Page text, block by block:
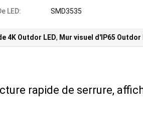
LED: SMD3535
4K Outdor LED, Mur visuel d'IP65 Outdor
rapide de serrure,